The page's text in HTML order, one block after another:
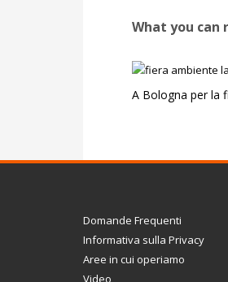
What you can
A Bologna per la
Domande Frequenti
Informativa sulla Privacy
Aree in cui operiamo
Video